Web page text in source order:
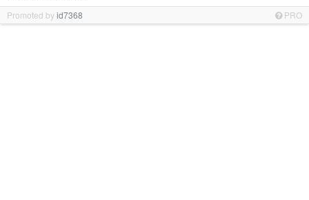
Promoted byid7368 PRO